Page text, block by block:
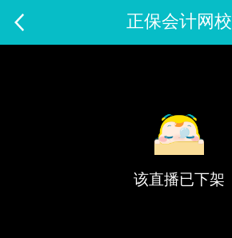
正保会计网校
该直播已下架